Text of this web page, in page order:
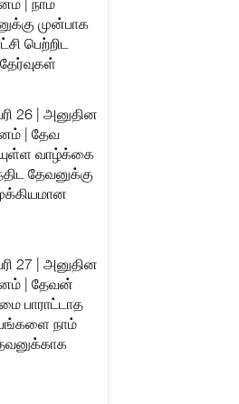
| நாம்
முன்பாக
பெற்றிட
26 | அனுதின
| தேவ
வாழ்க்கை
தேவனுக்கு
27 | அனுதின
| தேவன்
பாராட்டாத
நாம்